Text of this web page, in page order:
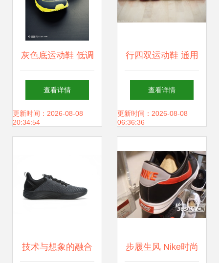
灰色底运动鞋 低调
中的不凡选择
查看详情
更新时间：2026-08-08
20:34:54
行四双运动鞋 通用
鞋类的舒适之选
查看详情
更新时间：2026-08-08
06:36:36
技术与想象的融合 步履生风 Nike时尚